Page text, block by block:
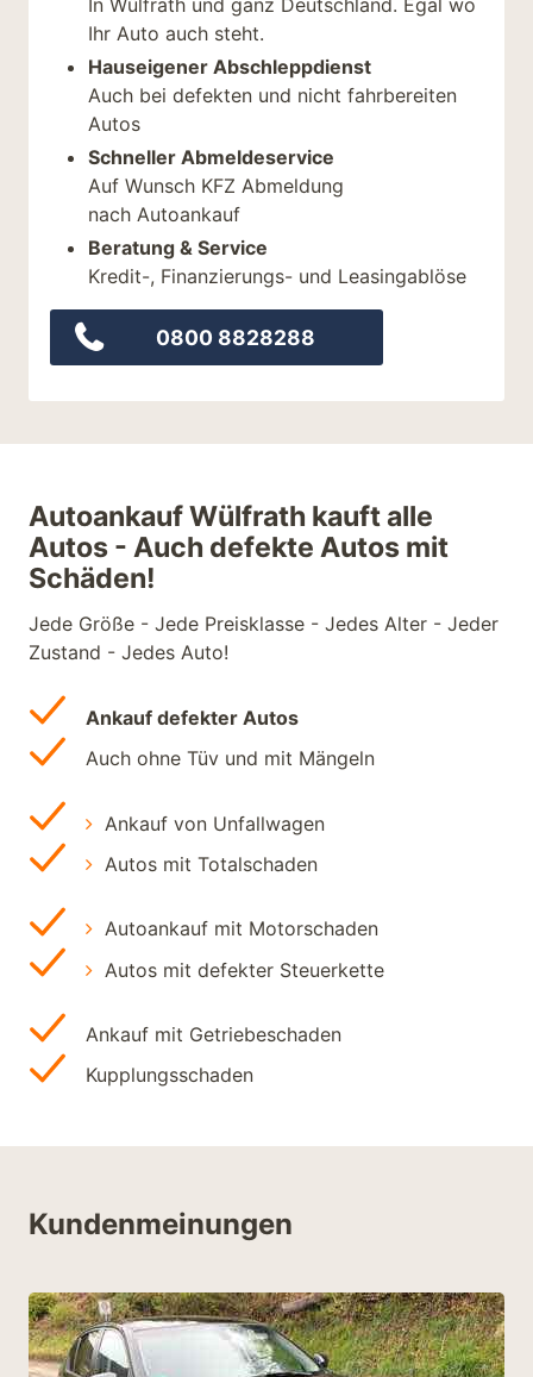
In Wülfrath und ganz Deutschland. Egal wo
Ihr Auto auch steht.
Hauseigener Abschleppdienst
Auch bei defekten und nicht fahrbereiten
Autos
Schneller Abmeldeservice
Auf Wunsch KFZ Abmeldung
nach Autoankauf
Beratung & Service
Kredit-, Finanzierungs- und Leasingablöse
0800 8828288
Autoankauf Wülfrath kauft alle
Autos - Auch defekte Autos mit
Schäden!
Jede Größe - Jede Preisklasse - Jedes Alter - Jeder
Zustand - Jedes Auto!
Ankauf defekter Autos
Auch ohne Tüv und mit Mängeln
Ankauf von Unfallwagen
Autos mit Totalschaden
Autoankauf mit Motorschaden
Autos mit defekter Steuerkette
Ankauf mit Getriebeschaden
Kupplungsschaden
Kundenmeinungen